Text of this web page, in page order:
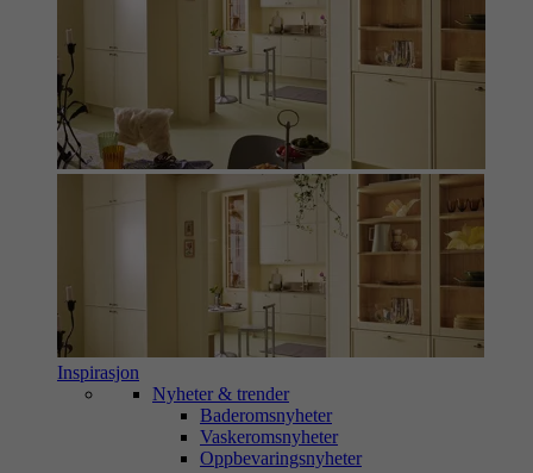
Inspirasjon
Nyheter & trender
Baderomsnyheter
Vaskeromsnyheter
Oppbevaringsnyheter